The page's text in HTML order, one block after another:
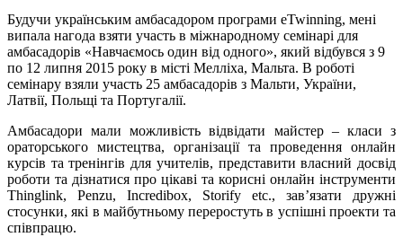
Будучи українським амбасадором програми eTwinning, мені
випала нагода взяти участь в міжнародному семінарі для
амбасадорів «Навчаємось один від одного», який відбувся з 9
по 12 липня 2015 року в місті Мелліха, Мальта. В роботі
семінару взяли участь 25 амбасадорів з Мальти, України,
Латвії, Польщі та Португалії.
Амбасадори мали можливість відвідати майстер – класи з
ораторського мистецтва, організації та проведення онлайн
курсів та тренінгів для учителів, представити власний досвід
роботи та дізнатися про цікаві та корисні онлайн інструменти
Thinglink, Penzu, Incredibox, Storify etc., зав’язати дружні
стосунки, які в майбутньому переростуть в успішні проекти та
співпрацю.